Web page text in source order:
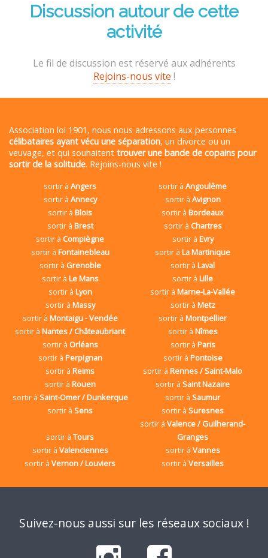
Discussion autour de cette
activité
Le fil de discussion est réservé aux adhérents
Rejoins-nous vite !
Association loi 1901, nous nous adressons aux personnes
célibataires ayant vécu une séparation, un divorce ou un
veuvage, et qui souhaitent trouver une bande de copains pour
sortir de la solitude. Rejoins-nous vite !
sortir àAngers sortir àAngoulême
sortir à Annecy sortir à Avignon
sortir àBlois sortir àBordeaux
sortir à Brest sortir à Chartres
sortir à Compiègne sortir à Evry
sortir à Fontainebleau sortir àLa Martinique
sortir à Grenoble sortir àLaval
sortir à Le Mans sortir àLille
sortir à Lyon sortir àMarne-La-Vallée
sortir à Massy sortir à Metz
sortir à Montaigu - Vendée sortir àMontpellier
sortir àNantes / Châteaubriant sortir à Nîmes
sortir à Orléans sortir à Paris
sortir à Perpignan sortir à Pontoise
sortir àReims sortir àRennes / Saint-Malo
sortir à Rouen sortir àSaint Nazaire
sortir à Saint-Omer / Dunkerque sortir àSaumur
sortir àSens sortir àSuresnes
sortir àTours
sortir àValence / Guilherand-
Granges
sortir à Valenciennes sortir à Vannes
sortir àVernon / Louviers sortir àVersailles
Suivez-nous aussi sur les réseaux sociaux !